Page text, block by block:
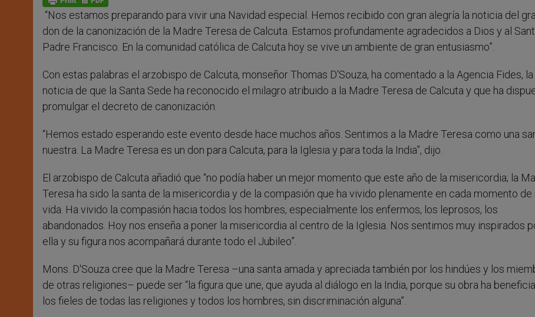
p e
r
k
“Nos estamos preparando para vivir una Navidad especial. Hemos recibido con gran alegría la noticia del
don de la canonización de la Madre Teresa de Calcuta. Estamos profundamente agradecidos a Dios y al
Padre Francisco. En la comunidad católica de Calcuta hoy se vive un ambiente de gran entusiasmo”.
Con estas palabras el arzobispo de Calcuta, monseñor Thomas D'Souza, ha comentado a la Agencia Fides, la
noticia de que la Santa Sede ha reconocido el milagro atribuido a la Madre Teresa de Calcuta y que ha
promulgar el decreto de canonización.
“Hemos estado esperando este evento desde hace muchos años. Sentimos a la Madre Teresa como una
nuestra. La Madre Teresa es un don para Calcuta, para la Iglesia y para toda la India”, dijo.
El arzobispo de Calcuta añadió que “no podía haber un mejor momento que este año de la misericordia; la
Teresa ha sido la santa de la misericordia y de la compasión que ha vivido plenamente en cada momento de
vida. Ha vivido la compasión hacia todos los hombres, especialmente los enfermos, los leprosos, los
abandonados. Hoy nos enseña a poner la misericordia al centro de la Iglesia. Nos sentimos muy inspirados
ella y su figura nos acompañará durante todo el Jubileo”.
Mons. D'Souza cree que la Madre Teresa –una santa amada y apreciada también por los hindúes y los
de otras religiones– puede ser “la figura que une, que ayuda al diálogo en la India, porque su obra ha
los fieles de todas las religiones y todos los hombres, sin discriminación alguna”.